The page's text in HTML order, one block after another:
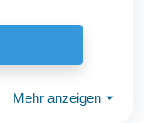
Mehr anzeigen ⏷